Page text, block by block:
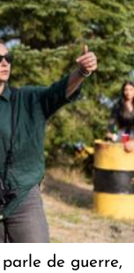
parle de guerre,